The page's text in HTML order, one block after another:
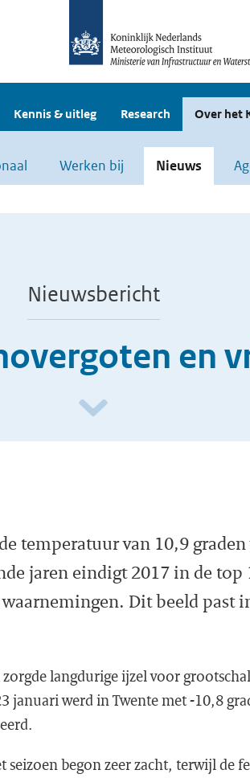
Kennis & uitleg Research Over het
Werken bij Nieuws
Nieuwsbericht
en
temperatuur van 10,9
jaren eindigt 2017 in de top
Dit beeld past
langdurige ijzel voor
januari werd in Twente met -10,8
seizoen begon zeer zacht, terwijl de